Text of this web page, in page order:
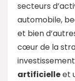
secteurs
automobile,
et bien
cœur de la
artificielleet